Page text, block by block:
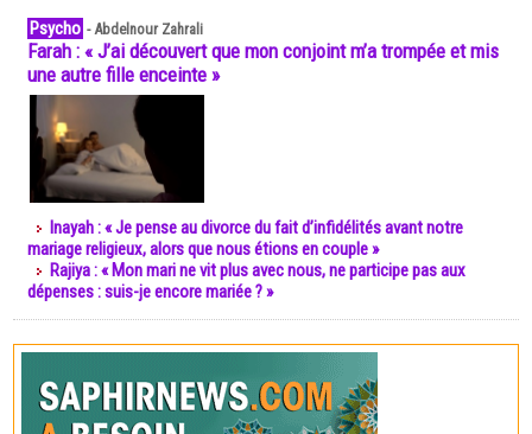
Psycho -Abdelnour Zahrali
Farah : « J’ai découvert que mon conjoint m’a trompée et mis
une autre fille enceinte »
Inayah : « Je pense au divorce du fait d’infidélités avant notre
mariage religieux, alors que nous étions en couple »
Rajiya : « Mon mari ne vit plus avec nous, ne participe pas aux
dépenses : suis-je encore mariée ? »